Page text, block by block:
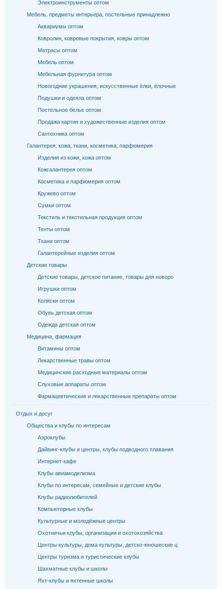
Электроинструменты оптом
Мебель, предметы интерьера, постельные принадлежно
Аквариумы оптом
Ковролин, ковровые покрытия, ковры оптом
Матрасы оптом
Мебель оптом
Мебельная фурнитура оптом
Новогодние украшения, искусственные ёлки, ёлочные
Подушки и одеяла оптом
Постельное белье оптом
Продажа картин и художественные изделия оптом
Сантехника оптом
Галантерея, кожа, ткани, косметика, парфюмерия
Изделия из кожи, кожа оптом
Кожгалантерея оптом
Косметика и парфюмерия оптом
Кружево оптом
Сумки оптом
Текстиль и текстильная продукция оптом
Тенты оптом
Ткани оптом
Галантерейные изделия оптом
Детские товары
Детские товары, детское питание, товары для новоро
Игрушки оптом
Коляски оптом
Обувь детская оптом
Одежда детская оптом
Медицина, фармация
Витамины оптом
Лекарственные травы оптом
Медицинские расходные материалы оптом
Слуховые аппараты оптом
Фармацевтические и лекарственные препараты оптом
Отдых и досуг
Общества и клубы по интересам
Аэроклубы
Дайвинг-клубы и центры, клубы подводного плавания
Интернет-кафе
Клубы авиамоделизма
Клубы по интересам, семейные и детские клубы
Клубы радиолюбителей
Компьютерные клубы
Культурные и молодёжные центры
Охотничьи клубы, организации и охотохозяйства
Центры культуры, дома культуры, детско-юношеские ц
Центры туризма и туристические клубы
Шахматные клубы и школы
Яхт-клубы и яхтенные школы